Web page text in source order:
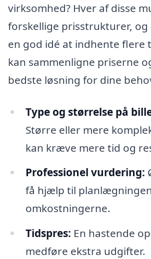
virksomhed? Hver af disse
forskellige prisstrukturer,
en god idé at indhente flere
kan sammenligne priserne
bedste løsning for dine
Type og størrelse på
Større eller mere
kan kræve mere tid og
Professionel vurdering:
få hjælp til
omkostningerne.
Tidspres: En hastende
medføre ekstra udgifter.